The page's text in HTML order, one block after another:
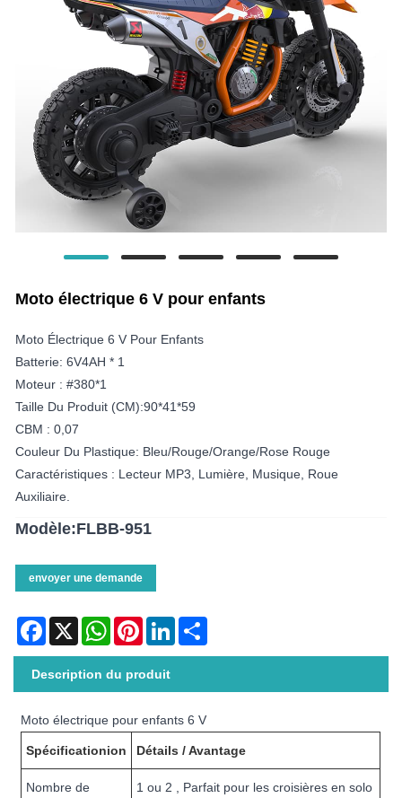
Moto électrique 6 V pour enfants
Moto Électrique 6 V Pour Enfants
Batterie: 6V4AH * 1
Moteur : #380*1
Taille Du Produit (CM):90*41*59
CBM : 0,07
Couleur Du Plastique: Bleu/rouge/Orange/Rose Rouge
Caractéristiques : Lecteur MP3, Lumière, Musique, Roue
Auxiliaire.
Modèle:FLBB-951
envoyer une demande
Facebook
X WhatsAppPinterestLinkedIn
Description du produit
Moto électrique pour enfants 6 V
Spécificationion Détails / Avantage
Nombre de 1 ou 2 , Parfait pour les croisières en solo